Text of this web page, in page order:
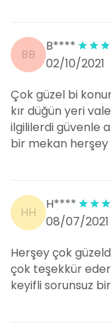
BB
B****
02/10/2021
Çok güzel bi
kır düğün yeri
ilgililerdi güvenle
bir mekan herşey
HH
H****
08/07/2021
Herşey çok
çok teşekkür
keyifli sorunsuz